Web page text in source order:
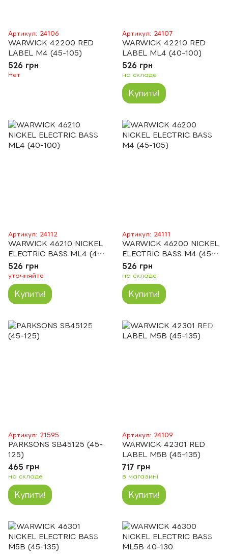
Артикул: 24106
WARWICK 42200 RED
LABEL M4 (45-105)
526 грн
Нет
Артикул: 24107
WARWICK 42210 RED
LABEL ML4 (40-100)
526 грн
на складе
Купити!
Артикул: 24112
WARWICK 46210 NICKEL
ELECTRIC BASS ML4 (40-
100)
526 грн
уточняйте
Купити!
Артикул: 24111
WARWICK 46200 NICKEL
ELECTRIC BASS M4 (45-
105)
526 грн
на складе
Купити!
Артикул: 21595
PARKSONS SB45125 (45-
125)
465 грн
на складе
Купити!
Артикул: 24109
WARWICK 42301 RED
LABEL M5B (45-135)
717 грн
в магазині
Купити!